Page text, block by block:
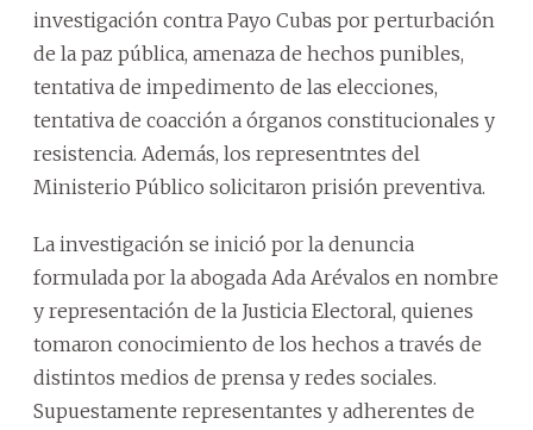
investigación contra Payo Cubas por perturbación
de la paz pública, amenaza de hechos punibles,
tentativa de impedimento de las elecciones,
tentativa de coacción a órganos constitucionales y
resistencia. Además, los representntes del
Ministerio Público solicitaron prisión preventiva.
La investigación se inició por la denuncia
formulada por la abogada Ada Arévalos en nombre
y representación de la Justicia Electoral, quienes
tomaron conocimiento de los hechos a través de
distintos medios de prensa y redes sociales.
Supuestamente representantes y adherentes de